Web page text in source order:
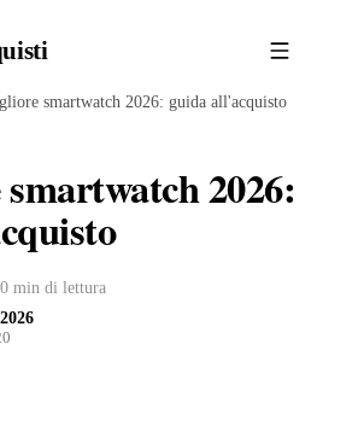
smartwatch 2026: guida all'acquisto
2026:
min di lettura